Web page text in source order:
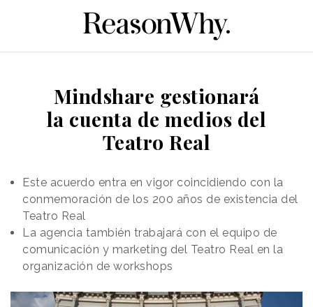
Mindshare gestionará
la cuenta de medios del
Teatro Real
Este acuerdo entra en vigor coincidiendo con la
conmemoración de los 200 años de existencia del
Teatro Real
La agencia también trabajará con el equipo de
comunicación y marketing del Teatro Real en la
organización de workshops